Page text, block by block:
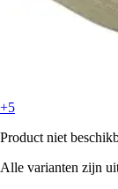
+5
Product niet
Alle varianten zijn